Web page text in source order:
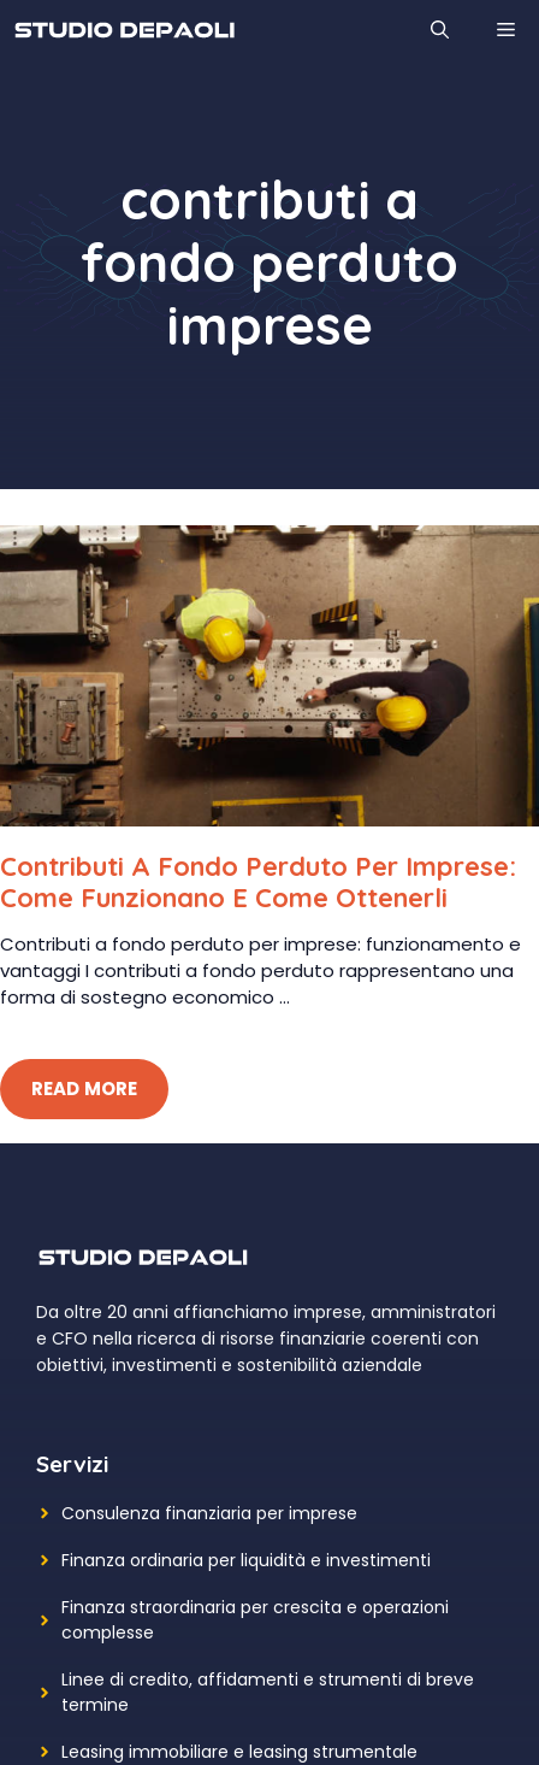
al
contributi a
fondo perduto
imprese
Contributi A Fondo Perduto Per Imprese:
Come Funzionano E Come Ottenerli
Contributi a fondo perduto per imprese: funzionamento e
vantaggi I contributi a fondo perduto rappresentano una
forma di sostegno economico ...
READ MORE
Da oltre 20 anni affianchiamo imprese, amministratori
e CFO nella ricerca di risorse finanziarie coerenti con
obiettivi, investimenti e sostenibilità aziendale
Servizi
Consulenza finanziaria per imprese
Finanza ordinaria per liquidità e investimenti
Finanza straordinaria per crescita e operazioni
complesse
Linee di credito, affidamenti e strumenti di breve
termine
Leasing immobiliare e leasing strumentale